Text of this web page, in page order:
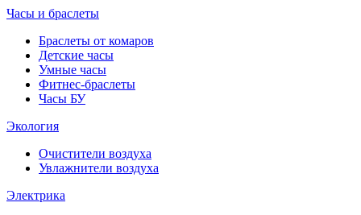
Часы и браслеты
Браслеты от комаров
Детские часы
Умные часы
Фитнес-браслеты
Часы БУ
Экология
Очистители воздуха
Увлажнители воздуха
Электрика